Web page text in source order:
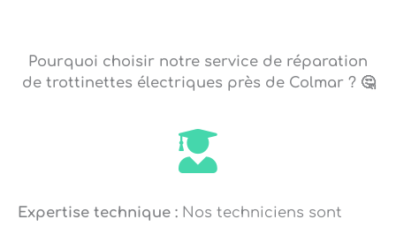
Pourquoi choisir notre service de réparation
de trottinettes électriques près de Colmar ? 🤔
Expertise technique : Nos techniciens sont